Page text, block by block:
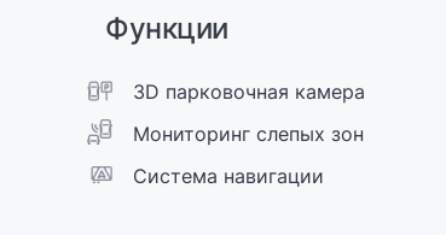
Функции
3D парковочная камера
Мониторинг слепых зон
Cистема навигации